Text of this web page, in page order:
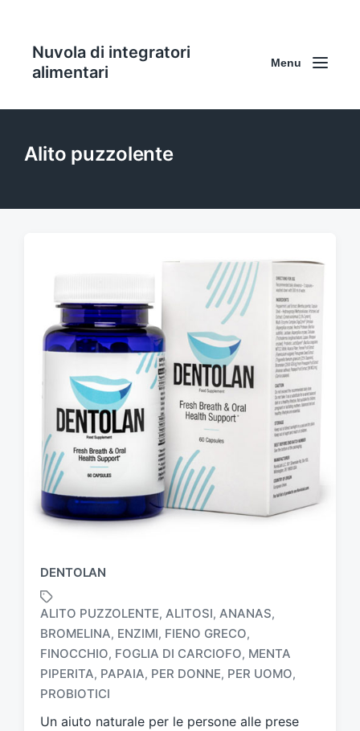
Nuvola di integratori
alimentari
Menu
Alito puzzolente
DENTOLAN
T
a
g
a
ALITO PUZZOLENTE, ALITOSI, ANANAS,
BROMELINA, ENZIMI, FIENO GRECO,
FINOCCHIO, FOGLIA DI CARCIOFO, MENTA
PIPERITA, PAPAIA, PER DONNE, PER UOMO,
PROBIOTICI
Un aiuto naturale per le persone alle prese